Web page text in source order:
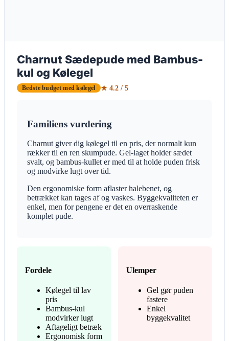
Charnut Sædepude med Bambus-
kul og Kølegel
Bedste budget med kølegel ★ 4.2 / 5
Familiens vurdering
Charnut giver dig kølegel til en pris, der normalt kun
rækker til en ren skumpude. Gel-laget holder sædet
svalt, og bambus-kullet er med til at holde puden frisk
og modvirke lugt over tid.
Den ergonomiske form aflaster halebenet, og
betrækket kan tages af og vaskes. Byggekvaliteten er
enkel, men for pengene er det en overraskende
komplet pude.
Fordele
Kølegel til lav
pris
Bambus-kul
modvirker lugt
Aftageligt betræk
Ergonomisk form
Ulemper
Gel gør puden
fastere
Enkel
byggekvalitet